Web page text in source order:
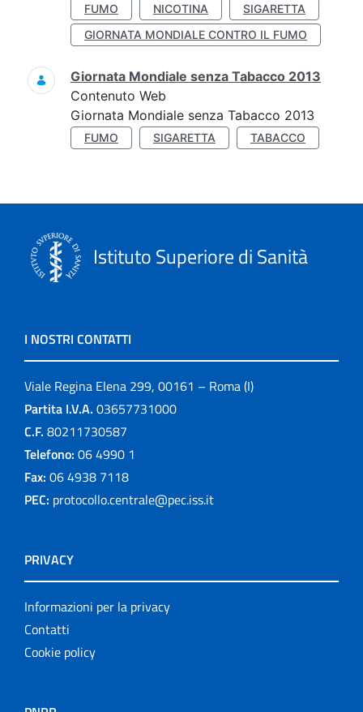
FUMO NICOTINA
SIGARETTA
GIORNATA MONDIALE CONTRO IL FUMO
Giornata Mondiale senza Tabacco 2013
Contenuto Web
Giornata Mondiale senza Tabacco 2013
FUMO SIGARETTA TABACCO
Istituto Superiore di Sanità
I NOSTRI CONTATTI
Viale Regina Elena 299, 00161 – Roma (I)
Partita I.V.A. 03657731000
C.F. 80211730587
Telefono: 06 4990 1
Fax: 06 4938 7118
PEC: protocollo.centrale@pec.iss.it
PRIVACY
Informazioni per la privacy
Contatti
Cookie policy